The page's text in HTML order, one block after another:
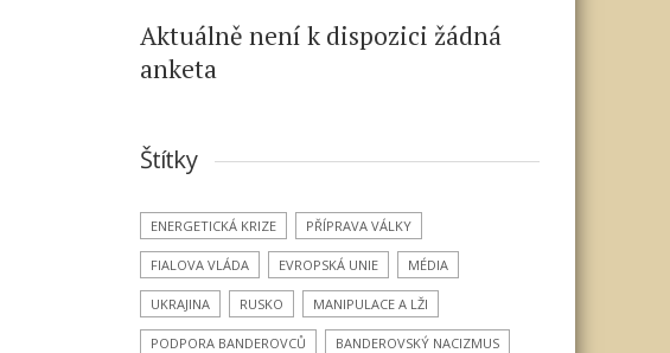
Aktuálně není k dispozici žádná
anketa
Štítky
ENERGETICKÁ KRIZE PŘÍPRAVA VÁLKY
FIALOVA VLÁDA EVROPSKÁ UNIE MÉDIA
UKRAJINA RUSKO MANIPULACE A LŽI
PODPORA BANDEROVCŮ BANDEROVSKÝ NACIZMUS